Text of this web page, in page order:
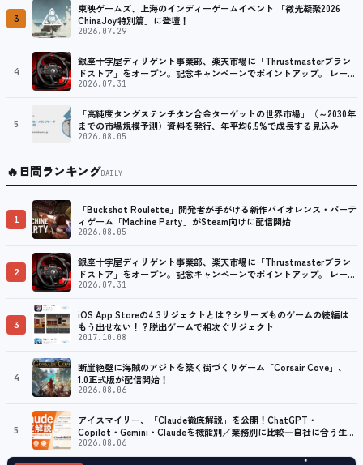
3
東映ゲームズ、上海のインディーゲームイベント 「微光凝聚2026
ChinaJoy特別篇」に登壇！
2026.07.29
4
銀座十字屋ディリゲント事業部、楽天市場に「Thrustmasterブラン
ドストア」をオープン。記念キャンペーンでポイントアップ。 レーシ
ング／フライトシム向けコントローラーを中心に、幅広くラインナッ
2026.07.31
5
「高純度タングステンチタン合金ターゲットの世界市場」（～2030年
までの市場規模予測）資料を発行、年平均6.5%で成長する見込み
2026.08.05
🔥日間ランキングDAILY
1
「Buckshot Roulette」開発者が手がける新作バイオレンス・パーテ
ィゲーム「Machine Party」がSteam向けに配信開始
2026.08.05
2
銀座十字屋ディリゲント事業部、楽天市場に「Thrustmasterブラン
ドストア」をオープン。記念キャンペーンでポイントアップ。 レーシ
ング／フライトシム向けコントローラーを中心に、幅広くラインナッ
2026.07.31
3
iOS App Storeの4.3リジェクトとは？シリーズものゲームの続編は
もう出せない！？脱出ゲームで相次ぐリジェクト
2017.10.08
4
断崖絶壁に海賊のアジトを築く街づくりゲーム「Corsair Cove」、
1.0正式版が配信開始！
2026.08.06
5
アイスマイリー、「Claude徹底解説」を公開！ChatGPT・
Copilot・Gemini・Claudeを機能別／業務別に比較―自社に合う生成
AIの選び方がわかる実践ガイド
2026.08.06